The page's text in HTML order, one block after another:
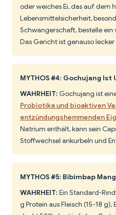
oder weiches Ei, das auf dem
Lebensmittelsicherheit,
Schwangerschaft, bestelle ein
Das Gericht ist genauso
MYTHOS #4: Gochujang Ist
WAHRHEIT: Gochujang ist
Probiotika und bioaktiven
entzündungshemmenden
Natrium enthält, kann sein
Stoffwechsel ankurbeln und
MYTHOS #5: Bibimbap
WAHRHEIT: Ein Standard-
g Protein aus Fleisch (15-18